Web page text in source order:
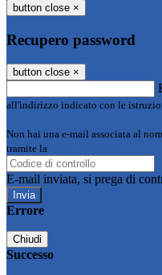
button close ×
Recupero password
button close ×
all'indirizzo indicato con le
Non hai una e-mail associata al
tramite la
E-mail inviata, si prega di
Errore
Chiudi
Successo